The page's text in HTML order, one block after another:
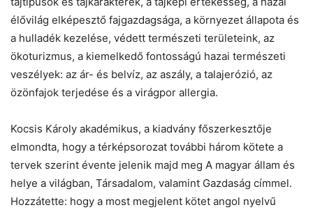
élővilág elképesztő fajgazdagsága, a környezet állapota és
a hulladék kezelése, védett természeti területeink, az
ökoturizmus, a kiemelkedő fontosságú hazai természeti
veszélyek: az ár- és belvíz, az aszály, a talajerózió, az
özönfajok terjedése és a virágpor allergia.
Kocsis Károly akadémikus, a kiadvány főszerkesztője
elmondta, hogy a térképsorozat további három kötete a
tervek szerint évente jelenik majd meg A magyar állam és
helye a világban, Társadalom, valamint Gazdaság címmel.
Hozzátette: hogy a most megjelent kötet angol nyelvű